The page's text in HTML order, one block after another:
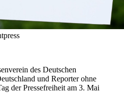
des Deutschen
und Reporter ohne
der Pressefreiheit am 3. Mai